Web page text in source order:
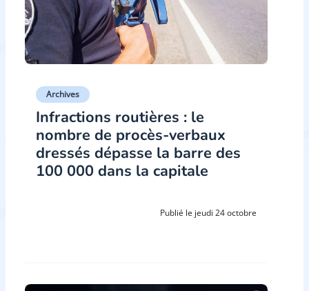
Archives
Infractions routières : le
nombre de procès-verbaux
dressés dépasse la barre des
100 000 dans la capitale
Publié le jeudi 24 octobre